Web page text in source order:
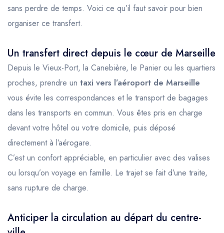
sans perdre de temps. Voici ce qu’il faut savoir pour bien
organiser ce transfert.
Un transfert direct depuis le cœur de Marseille
Depuis le Vieux-Port, la Canebière, le Panier ou les quartiers
proches, prendre un taxi vers l’aéroport de Marseille
vous évite les correspondances et le transport de bagages
dans les transports en commun. Vous êtes pris en charge
devant votre hôtel ou votre domicile, puis déposé
directement à l’aérogare.
C’est un confort appréciable, en particulier avec des valises
ou lorsqu’on voyage en famille. Le trajet se fait d’une traite,
sans rupture de charge.
Anticiper la circulation au départ du centre-